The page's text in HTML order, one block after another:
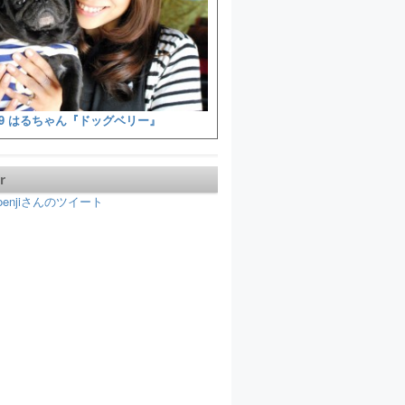
はるちゃん『ドッグベリー』
さんのツイート